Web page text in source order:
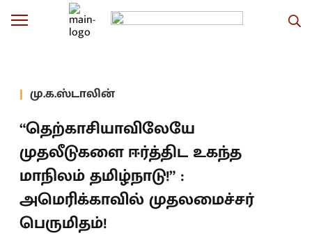
மு.க.ஸ்டாலின்
“தெற்காசியாவிலேயே
முதலீடுகளை ஈர்த்திட உகந்த
மாநிலம் தமிழ்நாடு!” :
அமெரிக்காவில் முதலமைச்சர்
பெருமிதம்!